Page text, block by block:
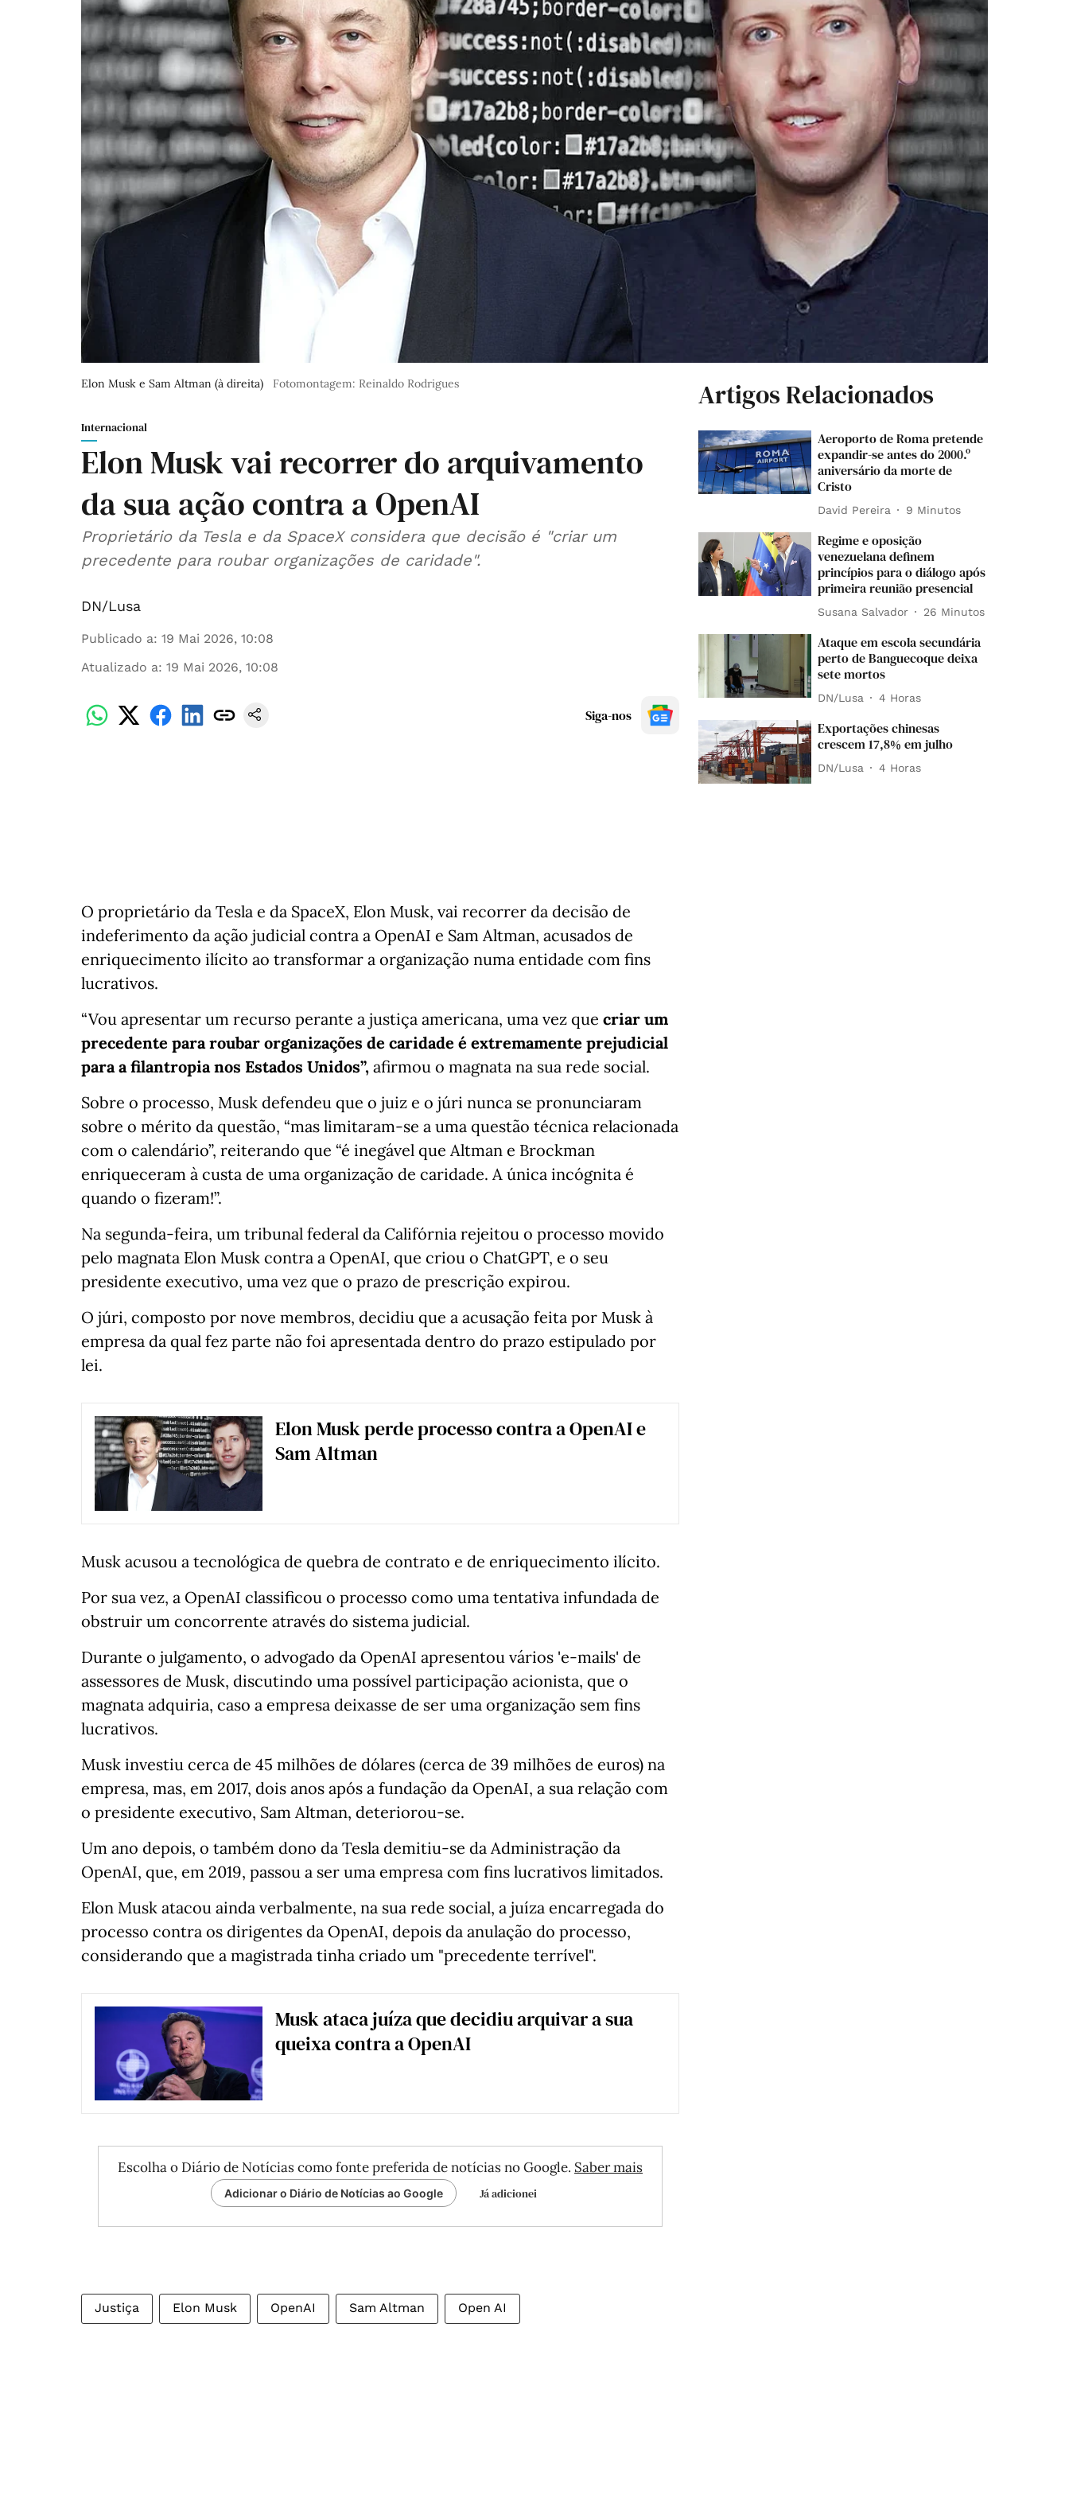
Elon Musk e Sam Altman (à direita) Fotomontagem: Reinaldo Rodrigues
Internacional
Elon Musk vai recorrer do arquivamento
da sua ação contra a OpenAI
Proprietário da Tesla e da SpaceX considera que decisão é "criar um
precedente para roubar organizações de caridade".
DN/Lusa
Publicado a: 19 Mai 2026, 10:08
Atualizado a: 19 Mai 2026, 10:08
Siga-nos
O proprietário da Tesla e da SpaceX, Elon Musk, vai recorrer da decisão de
indeferimento da ação judicial contra a OpenAI e Sam Altman, acusados de
enriquecimento ilícito ao transformar a organização numa entidade com fins
lucrativos.
“Vou apresentar um recurso perante a justiça americana, uma vez que criar um
precedente para roubar organizações de caridade é extremamente prejudicial
para a filantropia nos Estados Unidos”, afirmou o magnata na sua rede social.
Sobre o processo, Musk defendeu que o juiz e o júri nunca se pronunciaram
sobre o mérito da questão, “mas limitaram-se a uma questão técnica relacionada
com o calendário”, reiterando que “é inegável que Altman e Brockman
enriqueceram à custa de uma organização de caridade. A única incógnita é
quando o fizeram!”.
Na segunda-feira, um tribunal federal da Califórnia rejeitou o processo movido
pelo magnata Elon Musk contra a OpenAI, que criou o ChatGPT, e o seu
presidente executivo, uma vez que o prazo de prescrição expirou.
O júri, composto por nove membros, decidiu que a acusação feita por Musk à
empresa da qual fez parte não foi apresentada dentro do prazo estipulado por
lei.
Elon Musk perde processo contra a OpenAI e
Sam Altman
Musk acusou a tecnológica de quebra de contrato e de enriquecimento ilícito.
Por sua vez, a OpenAI classificou o processo como uma tentativa infundada de
obstruir um concorrente através do sistema judicial.
Durante o julgamento, o advogado da OpenAI apresentou vários 'e-mails' de
assessores de Musk, discutindo uma possível participação acionista, que o
magnata adquiria, caso a empresa deixasse de ser uma organização sem fins
lucrativos.
Musk investiu cerca de 45 milhões de dólares (cerca de 39 milhões de euros) na
empresa, mas, em 2017, dois anos após a fundação da OpenAI, a sua relação com
o presidente executivo, Sam Altman, deteriorou-se.
Um ano depois, o também dono da Tesla demitiu-se da Administração da
OpenAI, que, em 2019, passou a ser uma empresa com fins lucrativos limitados.
Elon Musk atacou ainda verbalmente, na sua rede social, a juíza encarregada do
processo contra os dirigentes da OpenAI, depois da anulação do processo,
considerando que a magistrada tinha criado um "precedente terrível".
Musk ataca juíza que decidiu arquivar a sua
queixa contra a OpenAI
Escolha o Diário de Notícias como fonte preferida de notícias no Google. Saber mais
Adicionar o Diário de Notícias ao Google Já adicionei
Justiça Elon Musk OpenAI Sam Altman Open AI
Artigos Relacionados
Aeroporto de Roma pretende
expandir-se antes do 2000.º
aniversário da morte de
Cristo
David Pereira 9 Minutos
Regime e oposição
venezuelana definem
princípios para o diálogo após
primeira reunião presencial
Susana Salvador 26 Minutos
Ataque em escola secundária
perto de Banguecoque deixa
sete mortos
DN/Lusa 4 Horas
Exportações chinesas
crescem 17,8% em julho
DN/Lusa 4 Horas